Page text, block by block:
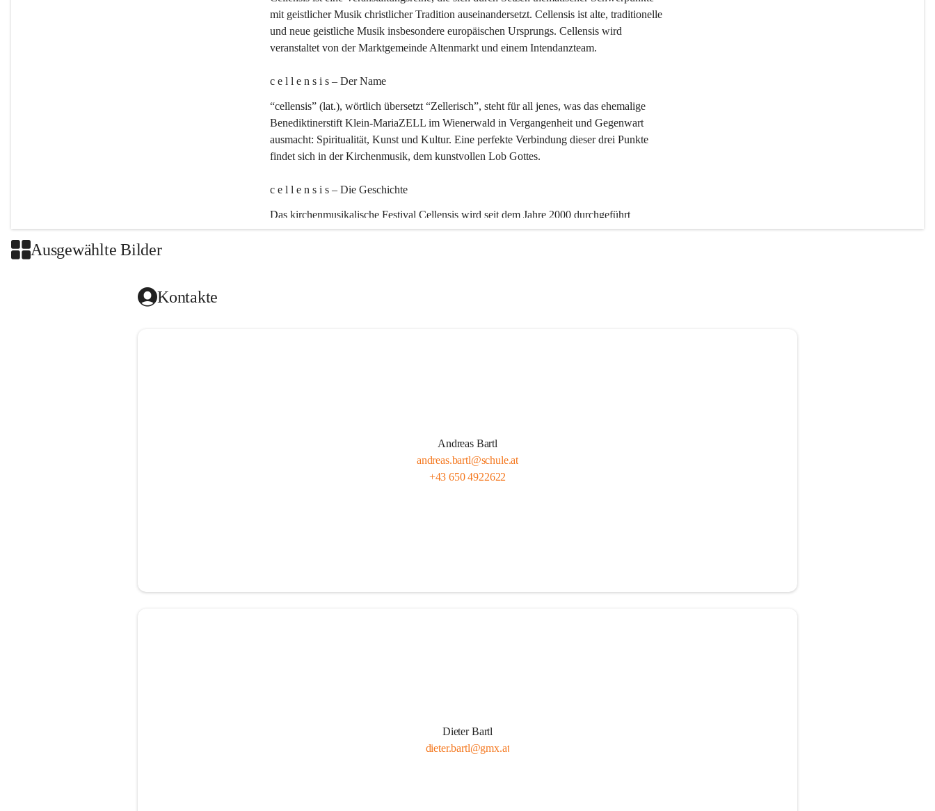
mit geistlicher Musik christlicher Tradition auseinandersetzt. Cellensis ist alte, traditionelle
und neue geistliche Musik insbesondere europäischen Ursprungs. Cellensis wird
veranstaltet von der Marktgemeinde Altenmarkt und einem Intendanzteam.
c e l l e n s i s – Der Name
“cellensis” (lat.), wörtlich übersetzt “Zellerisch”, steht für all jenes, was das ehemalige
Benediktinerstift Klein-MariaZELL im Wienerwald in Vergangenheit und Gegenwart
ausmacht: Spiritualität, Kunst und Kultur. Eine perfekte Verbindung dieser drei Punkte
findet sich in der Kirchenmusik, dem kunstvollen Lob Gottes.
c e l l e n s i s – Die Geschichte
Das kirchenmusikalische Festival Cellensis wird seit dem Jahre 2000 durchgeführt
Ausgewählte Bilder
Kontakte
Andreas Bartl
andreas.bartl@schule.at
+43 650 4922622
Dieter Bartl
dieter.bartl@gmx.at